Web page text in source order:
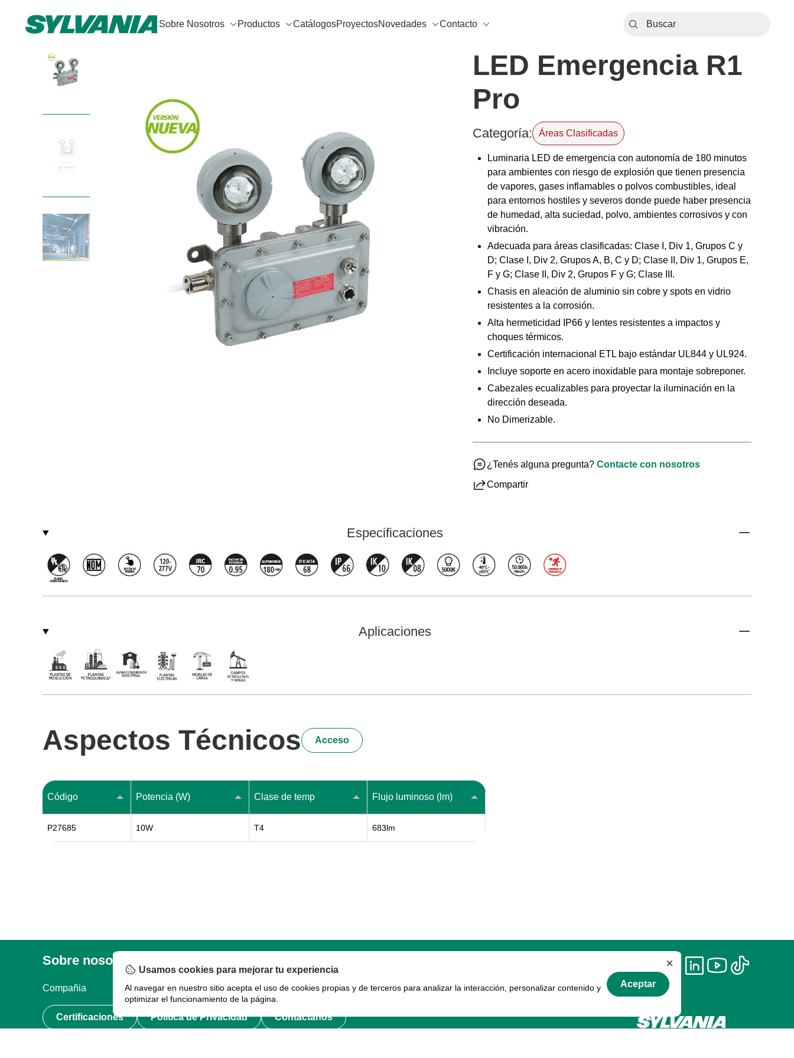
Sobre Nosotros Productos CatálogosProyectosNovedades Contacto
LED Emergencia R1
Pro
Categoría: Áreas Clasificadas
Luminaria LED de emergencia con autonomía de 180 minutos
para ambientes con riesgo de explosión que tienen presencia
de vapores, gases inflamables o polvos combustibles, ideal
para entornos hostiles y severos donde puede haber presencia
de humedad, alta suciedad, polvo, ambientes corrosivos y con
vibración.
Adecuada para áreas clasificadas: Clase I, Div 1, Grupos C y
D; Clase I, Div 2, Grupos A, B, C y D; Clase II, Div 1, Grupos E,
F y G; Clase II, Div 2, Grupos F y G; Clase III.
Chasis en aleación de aluminio sin cobre y spots en vidrio
resistentes a la corrosión.
Alta hermeticidad IP66 y lentes resistentes a impactos y
choques térmicos.
Certificación internacional ETL bajo estándar UL844 y UL924.
Incluye soporte en acero inoxidable para montaje sobreponer.
Cabezales ecualizables para proyectar la iluminación en la
dirección deseada.
No Dimerizable.
¿Tenés alguna pregunta? Contacte con nosotros
Compartir
Especificaciones
Aplicaciones
Aspectos Técnicos Acceso
Código Potencia (W) Clase de temp Flujo luminoso (lm)
P27685 10W T4 683lm
Sobre nosotros
Compañia
Certificaciones
Términos de uso
Política de Privacidad
Garantía
Contáctanos
×
Usamos cookies para mejorar tu experiencia
Al navegar en nuestro sitio acepta el uso de cookies propias y de terceros para analizar la interacción, personalizar contenido y
optimizar el funcionamiento de la página.
Aceptar